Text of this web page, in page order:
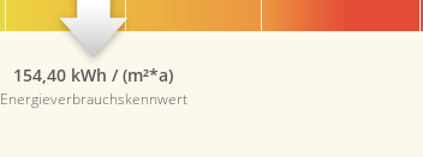
154,40 kWh / (m²*a)
Energieverbrauchskennwert